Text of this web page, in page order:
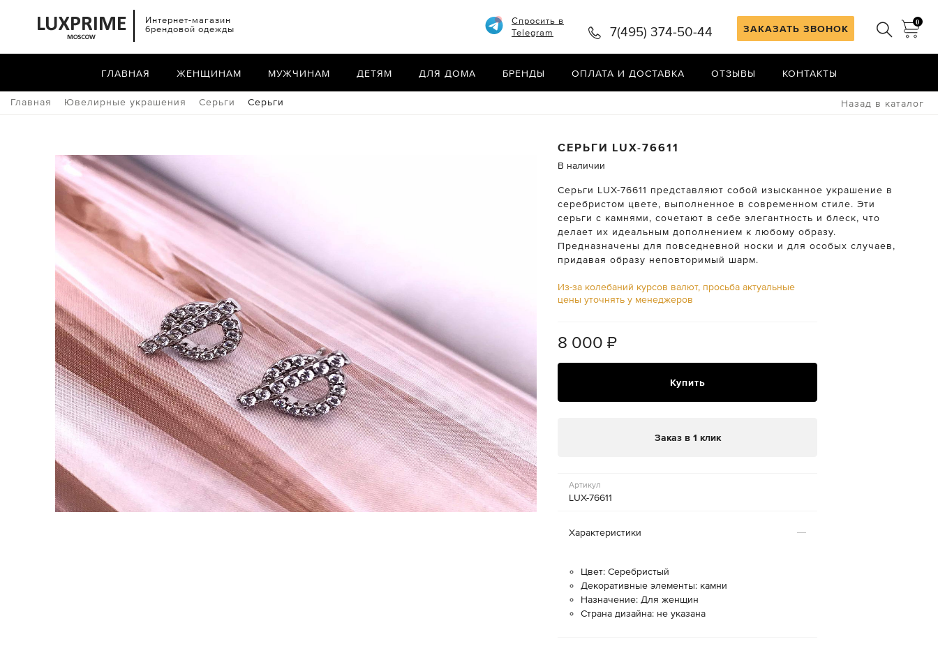
Интернет-магазин
брендовой одежды
ЗАКАЗАТЬ ЗВОНОК
0
Спросить в
Telegram
7(495) 374-50-44
ГЛАВНАЯ ЖЕНЩИНАМ МУЖЧИНАМ ДЕТЯМ ДЛЯ ДОМА БРЕНДЫ ОПЛАТА И ДОСТАВКА ОТЗЫВЫ КОНТАКТЫ
Главная Ювелирные украшения Серьги Серьги Назад в каталог
СЕРЬГИ LUX-76611
В наличии
Серьги LUX-76611 представляют собой изысканное украшение в
серебристом цвете, выполненное в современном стиле. Эти
серьги с камнями, сочетают в себе элегантность и блеск, что
делает их идеальным дополнением к любому образу.
Предназначены для повседневной носки и для особых случаев,
придавая образу неповторимый шарм.
Из-за колебаний курсов валют, просьба актуальные
цены уточнять у менеджеров
8 000 ₽
Купить
Заказ в 1 клик
Артикул
LUX-76611
Характеристики
Цвет: Серебристый
Декоративные элементы: камни
Назначение: Для женщин
Страна дизайна: не указана